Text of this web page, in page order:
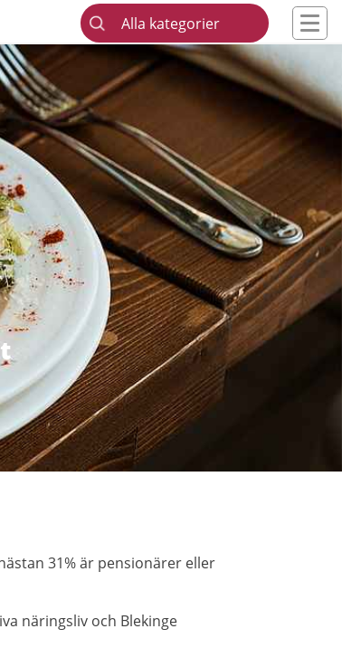
Alla kategorier
31% är pensionärer eller
näringsliv och Blekinge